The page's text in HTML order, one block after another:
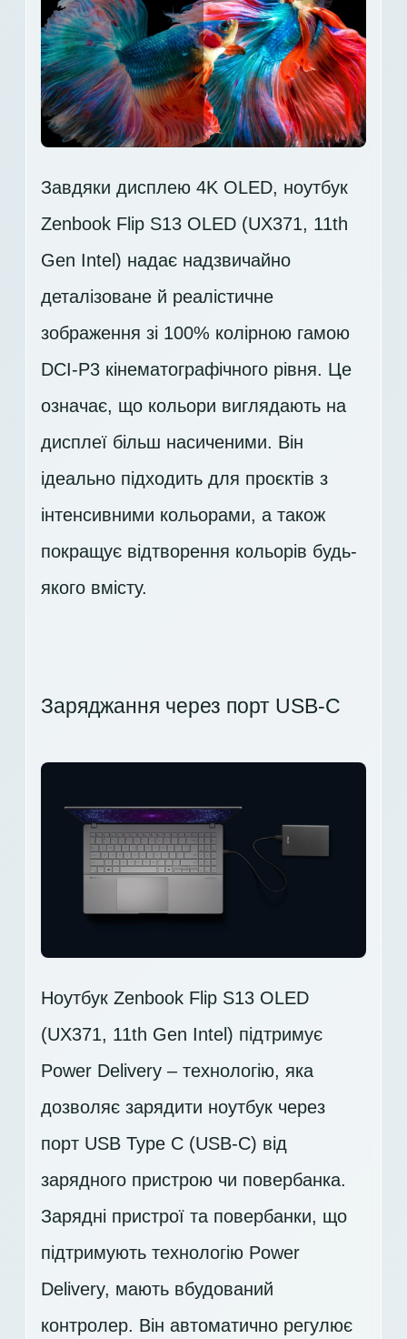
Завдяки дисплею 4K OLED, ноутбук
Zenbook Flip S13 OLED (UX371, 11th
Gen Intel) надає надзвичайно
деталізоване й реалістичне
зображення зі 100% колірною гамою
DCI-P3 кінематографічного рівня. Це
означає, що кольори виглядають на
дисплеї більш насиченими. Він
ідеально підходить для проєктів з
інтенсивними кольорами, а також
покращує відтворення кольорів будь-
якого вмісту.
Заряджання через порт USB-C
Ноутбук Zenbook Flip S13 OLED
(UX371, 11th Gen Intel) підтримує
Power Delivery – технологію, яка
дозволяє зарядити ноутбук через
порт USB Type C (USB-C) від
зарядного пристрою чи повербанка.
Зарядні пристрої та повербанки, що
підтримують технологію Power
Delivery, мають вбудований
контролер. Він автоматично регулює